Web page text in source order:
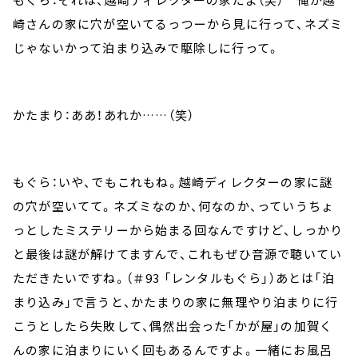
崎さんの家に穴が空いてるっつーから見に行って、ネズミ
じゃないかって泊まり込みで駆除しに行って。
かたまり：ああ！あれか……（笑）
もぐら：いや、でもこれもね。越崎ディレクターの家に謎
の穴が空いてて。ネズミなのか、何なのか、っていうちょ
っとしたミステリーから始まる回なんですけど、しっかり
と最後は謎が解けてますんで、これもぜひ音源で聴いてい
ただきたいですね。（＃93 「レンタルもぐら」）あとは「泊
まり込み」で言うと、かたまりの家に無理やり泊まりに行
こうとしたら失敗して、偶然出会った「かが屋」の加賀く
んの家に泊まりにいく回もあるんですよ。一緒にお風呂